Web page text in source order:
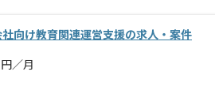
社向け教育関連運営支援の求人・案件
円／月